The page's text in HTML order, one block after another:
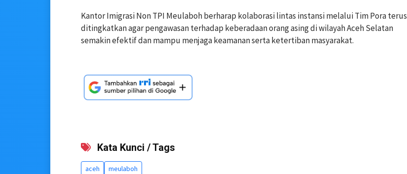
Kantor Imigrasi Non TPI Meulaboh berharap kolaborasi lintas instansi melalui Tim Pora terus
ditingkatkan agar pengawasan terhadap keberadaan orang asing di wilayah Aceh Selatan
semakin efektif dan mampu menjaga keamanan serta ketertiban masyarakat.
Kata Kunci / Tags
aceh meulaboh